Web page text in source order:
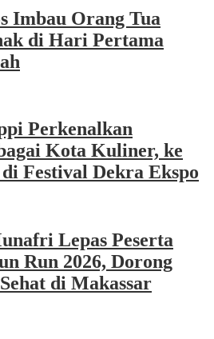
Imbau Orang Tua
di Hari Pertama
Perkenalkan
Kota Kuliner, ke
Festival Dekra Ekspo
Lepas Peserta
Run 2026, Dorong
di Makassar